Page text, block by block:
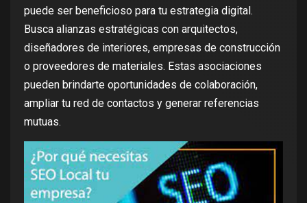
puede ser beneficioso para tu estrategia digital.
Busca alianzas estratégicas con arquitectos,
diseñadores de interiores, empresas de construcción
o proveedores de materiales. Estas asociaciones
pueden brindarte oportunidades de colaboración,
ampliar tu red de contactos y generar referencias
mutuas.